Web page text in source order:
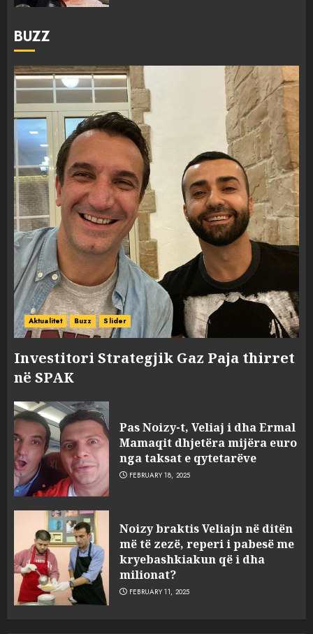
BUZZ
Aktualitet Buzz Slider
Investitori Strategjik Gaz Paja thirret
në SPAK
Pas Noizy-t, Veliaj i dha Ermal
Mamaqit dhjetëra mijëra euro
nga taksat e qytetarëve
FEBRUARY 18, 2025
Noizy braktis Veliajn në ditën
më të zezë, reperi i pabesë me
kryebashkiakun që i dha
milionat?
FEBRUARY 11, 2025
3
sulmuan “One Albania”,
ngjarja u fsheh. A u vodhën
serverat?
MARCH 25, 2025